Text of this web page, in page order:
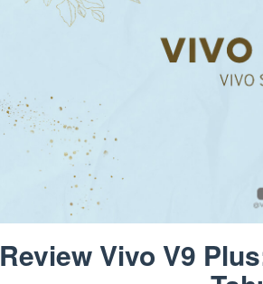
Review Vivo V9